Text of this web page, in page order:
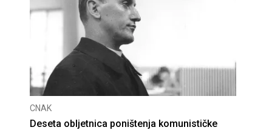
Smrtovdan nadbiskupa Petra Čule